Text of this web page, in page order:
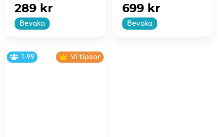
Bevaka
289 kr
Bevaka
699 kr
1-99 Vi tipsar